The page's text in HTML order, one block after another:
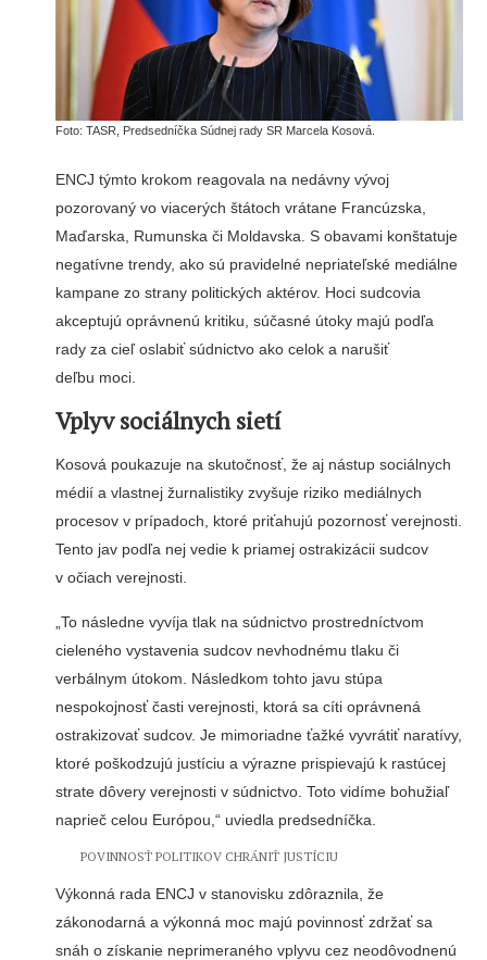
Foto: TASR, Predsedníčka Súdnej rady SR Marcela Kosová.
ENCJ týmto krokom reagovala na nedávny vývoj
pozorovaný vo viacerých štátoch vrátane Francúzska,
Maďarska, Rumunska či Moldavska. S obavami konštatuje
negatívne trendy, ako sú pravidelné nepriateľské mediálne
kampane zo strany politických aktérov. Hoci sudcovia
akceptujú oprávnenú kritiku, súčasné útoky majú podľa
rady za cieľ oslabiť súdnictvo ako celok a narušiť
deľbu moci.
Vplyv sociálnych sietí
Kosová poukazuje na skutočnosť, že aj nástup sociálnych
médií a vlastnej žurnalistiky zvyšuje riziko mediálnych
procesov v prípadoch, ktoré priťahujú pozornosť verejnosti.
Tento jav podľa nej vedie k priamej ostrakizácii sudcov
v očiach verejnosti.
„To následne vyvíja tlak na súdnictvo prostredníctvom
cieleného vystavenia sudcov nevhodnému tlaku či
verbálnym útokom. Následkom tohto javu stúpa
nespokojnosť časti verejnosti, ktorá sa cíti oprávnená
ostrakizovať sudcov. Je mimoriadne ťažké vyvrátiť naratívy,
ktoré poškodzujú justíciu a výrazne prispievajú k rastúcej
strate dôvery verejnosti v súdnictvo. Toto vidíme bohužiaľ
naprieč celou Európou,“ uviedla predsedníčka.
POVINNOSŤ POLITIKOV CHRÁNIŤ JUSTÍCIU
Výkonná rada ENCJ v stanovisku zdôraznila, že
zákonodarná a výkonná moc majú povinnosť zdržať sa
snáh o získanie neprimeraného vplyvu cez neodôvodnenú